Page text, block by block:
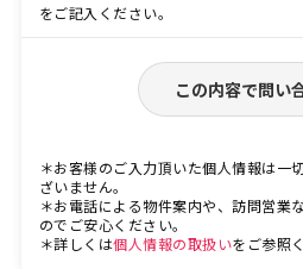
をご記入ください。
この内容で問い
＊お客様のご入力頂いた個人情報は一
ざいません。
＊お電話による物件案内や、訪問営業
のでご安心ください。
＊詳しくは個人情報の取扱いをご参照